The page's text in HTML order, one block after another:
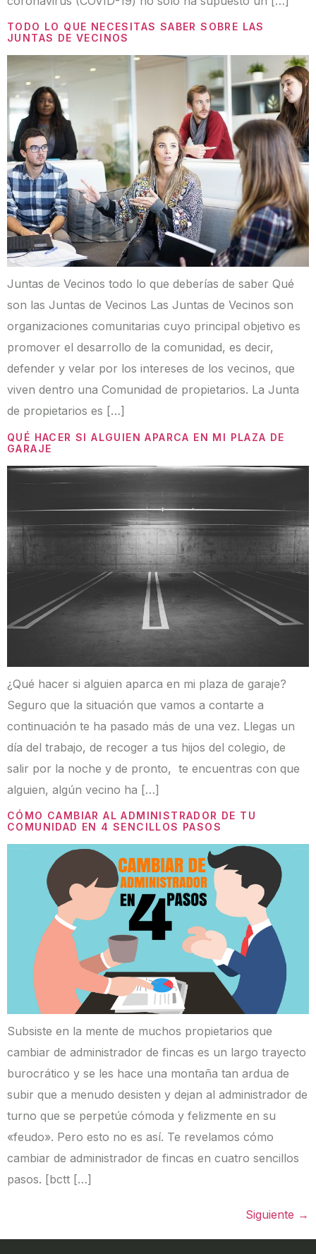
TODO LO QUE NECESITAS SABER SOBRE LAS
JUNTAS DE VECINOS
Juntas de Vecinos todo lo que deberías de saber Qué
son las Juntas de Vecinos Las Juntas de Vecinos son
organizaciones comunitarias cuyo principal objetivo es
promover el desarrollo de la comunidad, es decir,
defender y velar por los intereses de los vecinos, que
viven dentro una Comunidad de propietarios. La Junta
de propietarios es […]
QUÉ HACER SI ALGUIEN APARCA EN MI PLAZA DE
GARAJE
¿Qué hacer si alguien aparca en mi plaza de garaje?
Seguro que la situación que vamos a contarte a
continuación te ha pasado más de una vez. Llegas un
día del trabajo, de recoger a tus hijos del colegio, de
salir por la noche y de pronto, te encuentras con que
alguien, algún vecino ha […]
CÓMO CAMBIAR AL ADMINISTRADOR DE TU
COMUNIDAD EN 4 SENCILLOS PASOS
Subsiste en la mente de muchos propietarios que
cambiar de administrador de fincas es un largo trayecto
burocrático y se les hace una montaña tan ardua de
subir que a menudo desisten y dejan al administrador de
turno que se perpetúe cómoda y felizmente en su
«feudo». Pero esto no es así. Te revelamos cómo
cambiar de administrador de fincas en cuatro sencillos
pasos. [bctt […]
Siguiente →